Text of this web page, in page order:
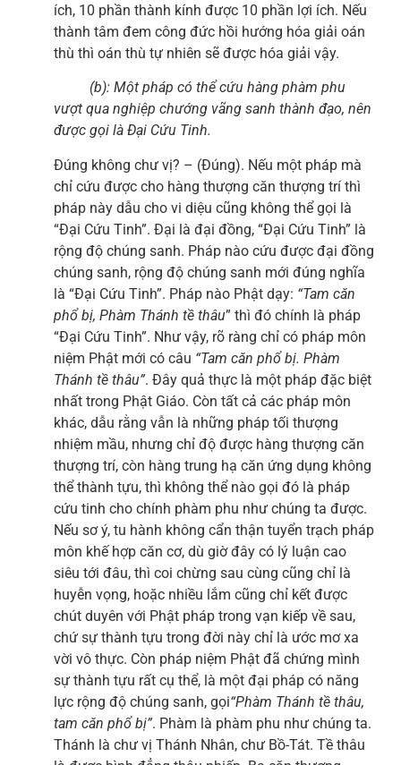
ích, 10 phần thành kính được 10 phần lợi ích. Nếu
thành tâm đem công đức hồi hướng hóa giải oán
thù thì oán thù tự nhiên sẽ được hóa giải vậy.
(b): Một pháp có thể cứu hàng phàm phu
vượt qua nghiệp chướng vãng sanh thành đạo, nên
được gọi là Đại Cứu Tinh.
Đúng không chư vị? – (Đúng). Nếu một pháp mà
chỉ cứu được cho hàng thượng căn thượng trí thì
pháp này dẫu cho vi diệu cũng không thể gọi là
“Đại Cứu Tinh”. Đại là đại đồng, “Đại Cứu Tinh” là
rộng độ chúng sanh. Pháp nào cứu được đại đồng
chúng sanh, rộng độ chúng sanh mới đúng nghĩa
là “Đại Cứu Tinh”. Pháp nào Phật dạy: “Tam căn
phổ bị, Phàm Thánh tề thâu” thì đó chính là pháp
“Đại Cứu Tinh”. Như vậy, rõ ràng chỉ có pháp môn
niệm Phật mới có câu “Tam căn phổ bị. Phàm
Thánh tề thâu”. Đây quả thực là một pháp đặc biệt
nhất trong Phật Giáo. Còn tất cả các pháp môn
khác, dẫu rằng vẫn là những pháp tối thượng
nhiệm mầu, nhưng chỉ độ được hàng thượng căn
thượng trí, còn hàng trung hạ căn ứng dụng không
thể thành tựu, thì không thể nào gọi đó là pháp
cứu tinh cho chính phàm phu như chúng ta được.
Nếu sơ ý, tu hành không cẩn thận tuyển trạch pháp
môn khế hợp căn cơ, dù giờ đây có lý luận cao
siêu tới đâu, thì coi chừng sau cùng cũng chỉ là
huyễn vọng, hoặc nhiều lắm cũng chỉ kết được
chút duyên với Phật pháp trong vạn kiếp về sau,
chứ sự thành tựu trong đời này chỉ là ước mơ xa
vời vô thực. Còn pháp niệm Phật đã chứng mình
sự thành tựu rất cụ thể, là một đại pháp có năng
lực rộng độ chúng sanh, gọi“Phàm Thánh tề thâu,
tam căn phổ bị”. Phàm là phàm phu như chúng ta.
Thánh là chư vị Thánh Nhân, chư Bồ-Tát. Tề thâu